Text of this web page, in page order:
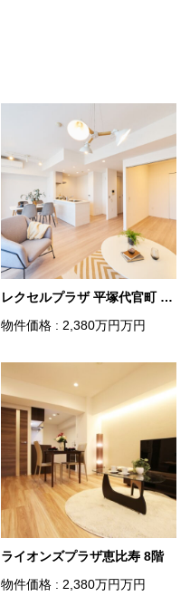
レクセルプラザ 平塚代官町 3階
物件価格 : 2,380万円万円
ライオンズプラザ恵比寿 8階
物件価格 : 2,380万円万円